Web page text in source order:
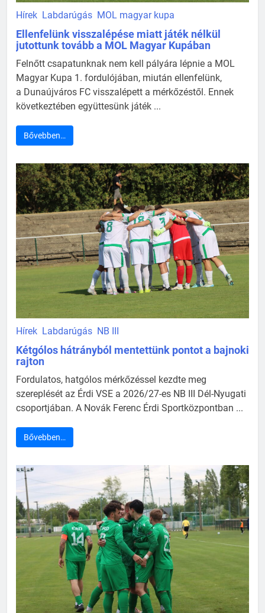
Hírek Labdarúgás MOL magyar kupa
Ellenfelünk visszalépése miatt játék nélkül
jutottunk tovább a MOL Magyar Kupában
Felnőtt csapatunknak nem kell pályára lépnie a MOL
Magyar Kupa 1. fordulójában, miután ellenfelünk,
a Dunaújváros FC visszalépett a mérkőzéstől. Ennek
következtében együttesünk játék ...
Bővebben…
Hírek Labdarúgás NB III
Kétgólos hátrányból mentettünk pontot a bajnoki
rajton
Fordulatos, hatgólos mérkőzéssel kezdte meg
szereplését az Érdi VSE a 2026/27-es NB III Dél-Nyugati
csoportjában. A Novák Ferenc Érdi Sportközpontban ...
Bővebben…